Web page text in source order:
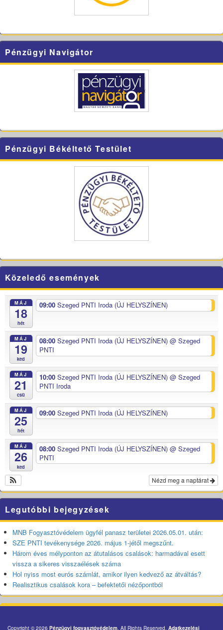
Pénzügyi Navigátor
Pénzügyi Békéltető Testület
Közeledő események
MÁJ
18
hét
09:00 Szeged PNTI Iroda (ÚJ HELYSZÍNEN)
MÁJ
19
ked
08:00 Szeged PNTI Iroda (ÚJ HELYSZÍNEN) @ Szeged
PNTI
MÁJ
21
csü
10:00 Szeged PNTI Iroda (ÚJ HELYSZÍNEN) @ Szeged
PNTI Iroda
MÁJ
25
hét
09:00 Szeged PNTI Iroda (ÚJ HELYSZÍNEN)
MÁJ
26
ked
08:00 Szeged PNTI Iroda (ÚJ HELYSZÍNEN) @ Szeged
PNTI
Nézd meg a naptárat
Legutóbbi bejegyzések
MNB Fogyasztóvédelem ügyfél panasz területei 2026.05.01. után:
SZE PNTI tevékenysége 2026. május 1-jétől megszűnt.
Három éves mélyponton az átutalásos csalások: harmadával esett
vissza a sikeres visszaélések száma
Hol nyiss most eurós számlát, amikor ilyen kedvező az átváltás?
Realisztikus csalások kora – befektetői nézőpontból
Copyright © 2026 Pénzügyi fogyasztóvédelem. All Rights Reserved. Adatkezelési